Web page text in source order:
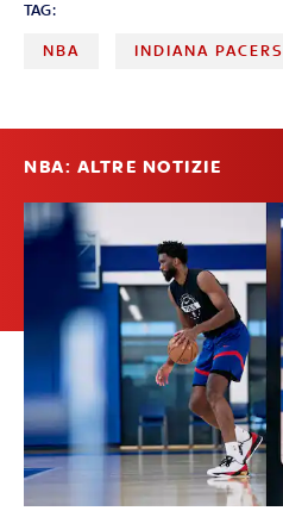
TAG:
NBA INDIANA PACERS
NBA: ALTRE NOTIZIE